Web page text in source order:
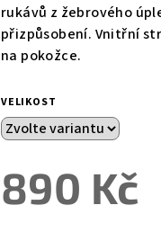
hvězdiček.
rukávů z žebrového
přizpůsobení. Vnitřní
na pokožce.
VELIKOST
890 Kč